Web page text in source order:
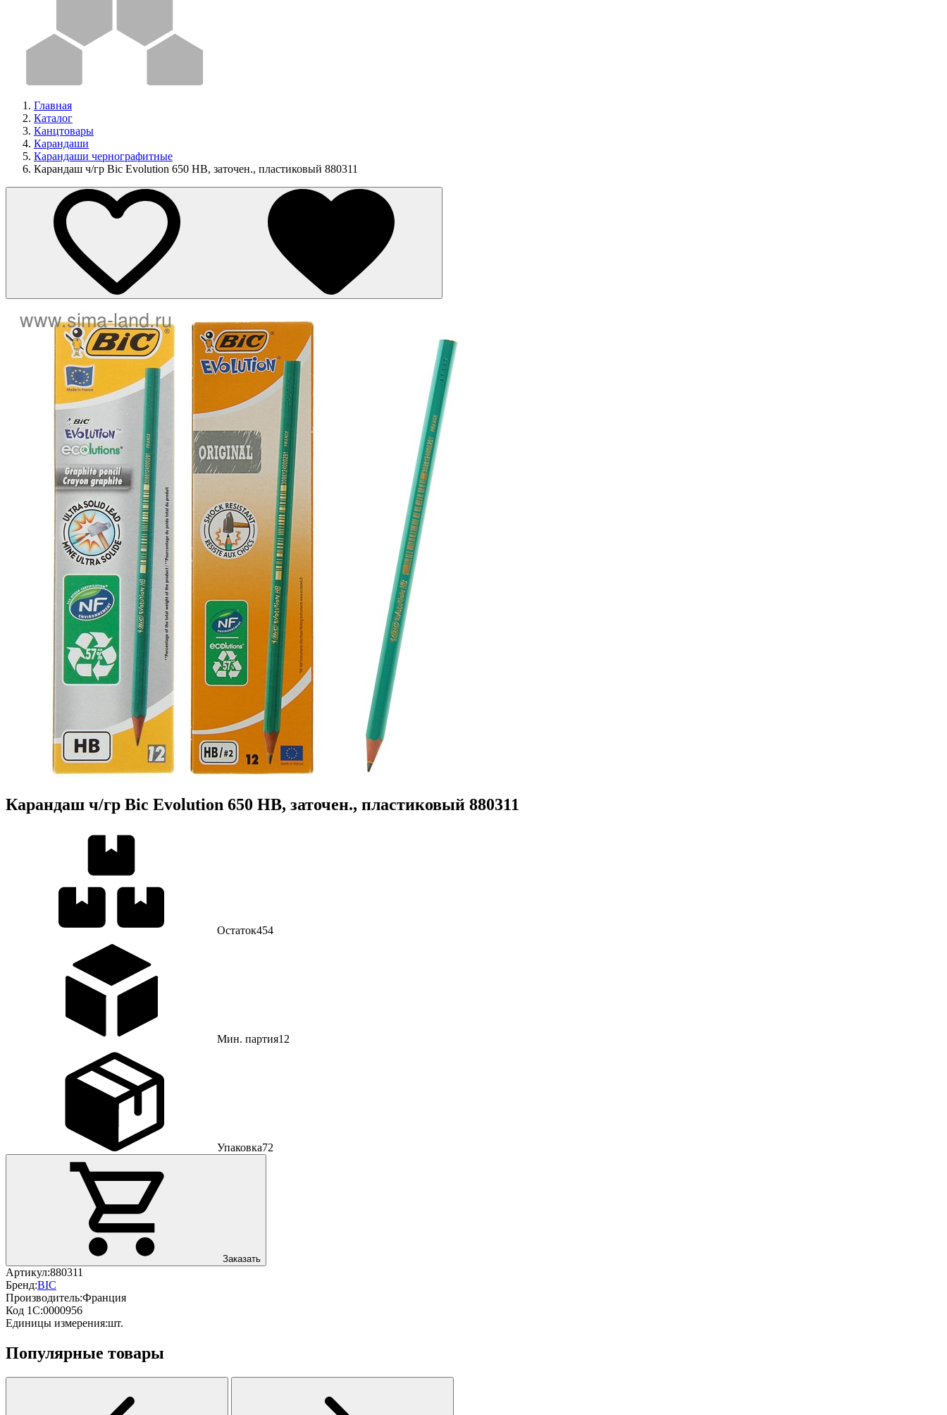
Главная
Каталог
Канцтовары
Карандаши
Карандаши чернографитные
Карандаш ч/гр Bic Evolution 650 НВ, заточен., пластиковый 880311
Карандаш ч/гр Bic Evolution 650 НВ, заточен., пластиковый 880311
Остаток454
Мин. партия12
Упаковка72
Заказать
Артикул:880311
Бренд:BIC
Производитель:Франция
Код 1С:0000956
Единицы измерения:шт.
Популярные товары